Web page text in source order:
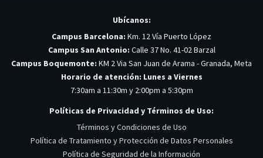
Ubícanos:
Campus Barcelona: Km. 12 Vía Puerto López
Campus San Antonio: Calle 37 No. 41-02 Barzal
Campus Boquemonte: KM 2 Via San Juan de Arama - Granada, Meta
Horario de atención: Lunes a Viernes
7:30am a 11:30m y 2:00pm a 5:30pm
Políticas de Privacidad y Términos de Uso:
Términos y Condiciones de Uso
Política de Tratamiento y Protección de Datos Personales
Política de Seguridad de la Información